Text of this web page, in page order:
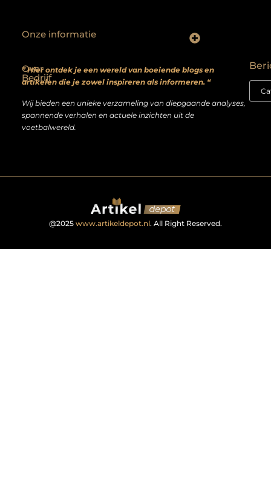
Over
Bedrijf
” Hier ontdek je een wereld van boeiende blogs en
artikelen die je zowel inspireren als informeren. “
Wij bieden een unieke verzameling van diepgaande analyses,
spannende verhalen en actuele inzichten uit de
voetbalwereld.
Onze informatie
@2025 www.artikeldepot.nl. All Right Reserved.